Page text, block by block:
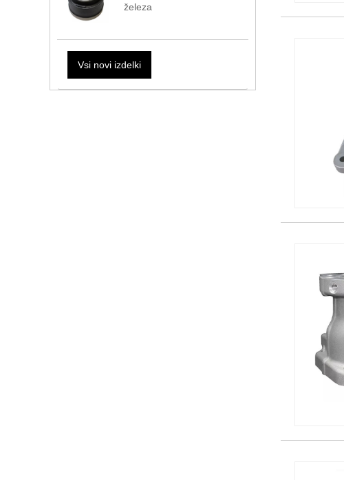
železa
Vsi novi izdelki